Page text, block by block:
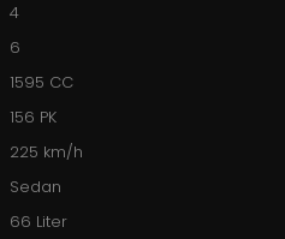
4
6
1595 CC
156 PK
225 km/h
Sedan
66 Liter